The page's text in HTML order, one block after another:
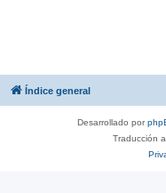
Índice general
Desarrollado por
Traducción